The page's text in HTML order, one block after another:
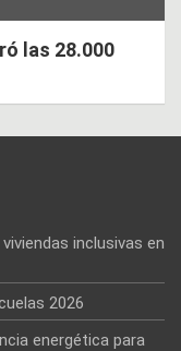
las 28.000
inclusivas en
2026
energética para